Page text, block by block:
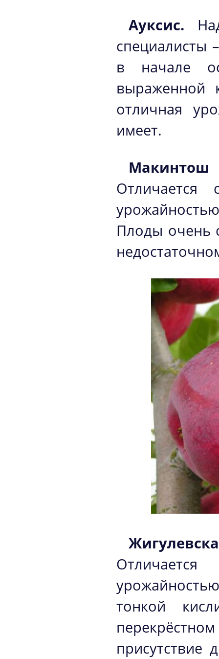
Ауксис.
специалисты
в начале
выраженной
отличная
имеет.
Макинтош
Отличается
Плоды очень
тонкой
присутствие